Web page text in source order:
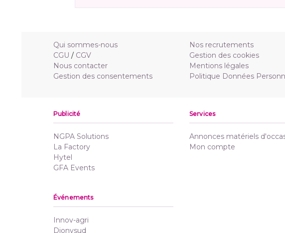
Qui sommes-nous
CGU / CGV
Nous contacter
Gestion des consentements
Nos recrutements
Gestion des cookies
Mentions légales
Politique Données
Publicité
NGPA Solutions
La Factory
Hytel
GFA Events
Services
Annonces matériels
Mon compte
Événements
Innov-agri
Dionysud